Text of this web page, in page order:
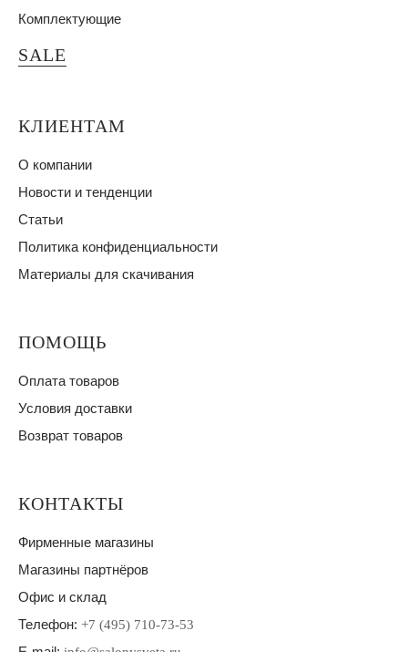
Комплектующие
SALE
КЛИЕНТАМ
О компании
Новости и тенденции
Статьи
Политика конфиденциальности
Материалы для скачивания
ПОМОЩЬ
Оплата товаров
Условия доставки
Возврат товаров
КОНТАКТЫ
Фирменные магазины
Магазины партнёров
Офис и склад
Телефон: +7 (495) 710-73-53